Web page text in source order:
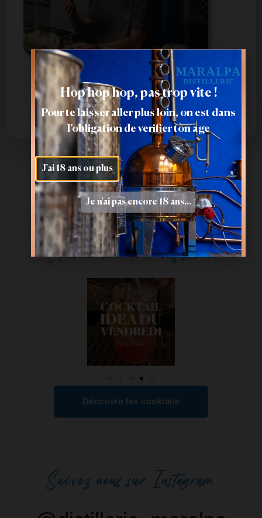
En savoir plus
Une envie de cocktail ?
Découvrir les cocktails
Suivez nous sur Instagram​
Hop hop hop, pas trop vite !
Pour te laisser aller plus loin, on est dans
l’obligation de verifier ton age
J'ai 18 ans ou plus
Je n'ai pas encore 18 ans...